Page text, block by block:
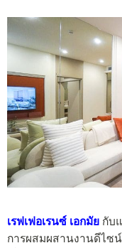
เรฟเฟอเรนซ์ เอกมัย กับ
การผสมผสานงานดีไซน์